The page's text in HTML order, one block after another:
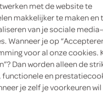
met de website te
makkelijker te maken en
van je sociale
Wanneer je op
voor al onze cookies.
Dan worden alleen de
functionele en
je zelf je voorkeuren